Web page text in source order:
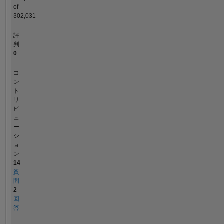
of
302,031
評
判
0
コ
ン
ト
リ
ビ
ュ
ー
シ
ョ
ン
14
質
問
2
回
答